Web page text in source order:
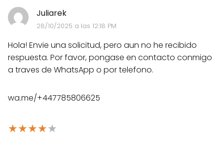
Juliarek
28/10/2025 a las 12:18 PM
Hola! Envie una solicitud, pero aun no he recibido
respuesta. Por favor, pongase en contacto conmigo
a traves de WhatsApp o por telefono.
wa.me/+447785806625
★★★★★